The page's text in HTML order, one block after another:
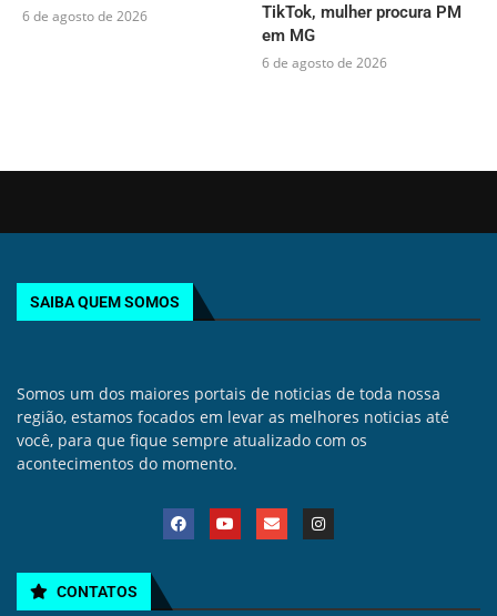
6 de agosto de 2026
TikTok, mulher procura PM
em MG
6 de agosto de 2026
SAIBA QUEM SOMOS
Somos um dos maiores portais de noticias de toda nossa
região, estamos focados em levar as melhores noticias até
você, para que fique sempre atualizado com os
acontecimentos do momento.
CONTATOS